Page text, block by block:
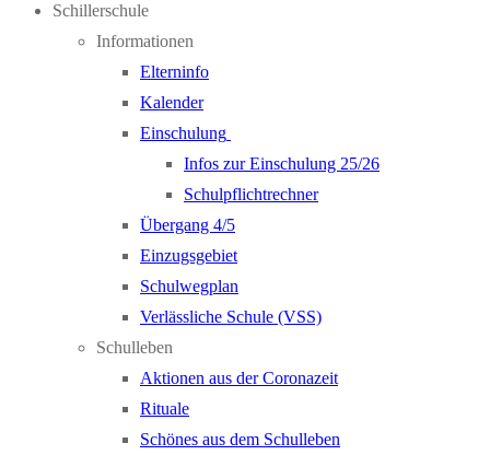
Schillerschule
Informationen
Elterninfo
Kalender
Einschulung
Infos zur Einschulung 25/26
Schulpflichtrechner
Übergang 4/5
Einzugsgebiet
Schulwegplan
Verlässliche Schule (VSS)
Schulleben
Aktionen aus der Coronazeit
Rituale
Schönes aus dem Schulleben